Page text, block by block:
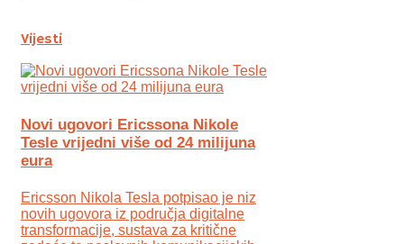
Vijesti
Novi ugovori Ericssona Nikole
Tesle vrijedni više od 24 milijuna
eura
Ericsson Nikola Tesla potpisao je niz
novih ugovora iz područja digitalne
transformacije, sustava za kritične